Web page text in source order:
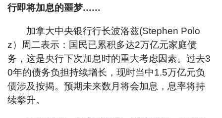
行即将加息的噩梦......
加拿大中央银行行长波洛兹(Stephen Polo
z）周二表示： 国民已累积多达2万亿元家庭债
务，这是央行下次加息时的重大考虑因素。过去3
0年的债务负担持续增长，现时当中1.5万亿元负
债涉及按揭。预期未来数月将会加息，息率将持
续攀升。